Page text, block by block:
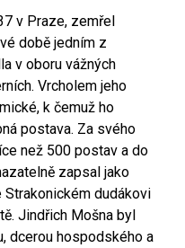
v Praze, zemřel
době jedním z
v oboru vážných
Vrcholem jeho
k čemuž ho
postava. Za svého
než 500 postav a do
zapsal jako
Strakonickém dudákovi
Jindřich Mošna byl
dcerou hospodského a